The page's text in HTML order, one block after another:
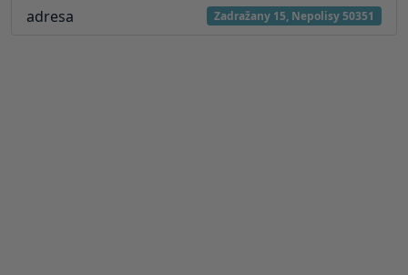
adresa Zadražany 15, Nepolisy 50351